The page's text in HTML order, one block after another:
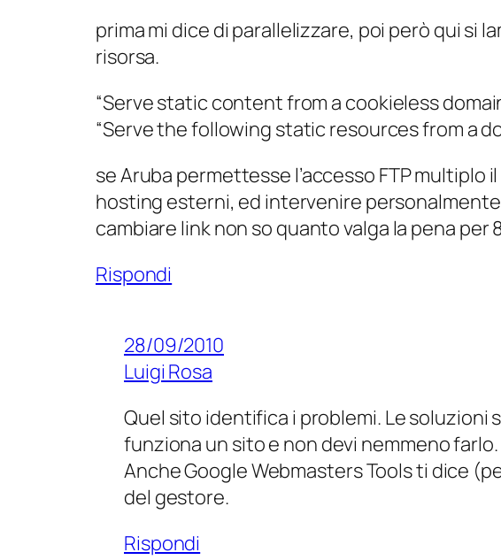
prima mi dice di parallelizzare, poi però qui si
risorsa.
“Serve static content from a cookieless
“Serve the following static resources from a
se Aruba permettesse l’accesso FTP
hosting esterni, ed intervenire
cambiare link non so quanto valga la pena
Rispondi
28/09/2010
Luigi Rosa
Quel sito identifica i problemi. Le soluzioni
funziona un sito e non devi nemmeno farlo.
Anche Google Webmasters Tools ti dice
del gestore.
Rispondi